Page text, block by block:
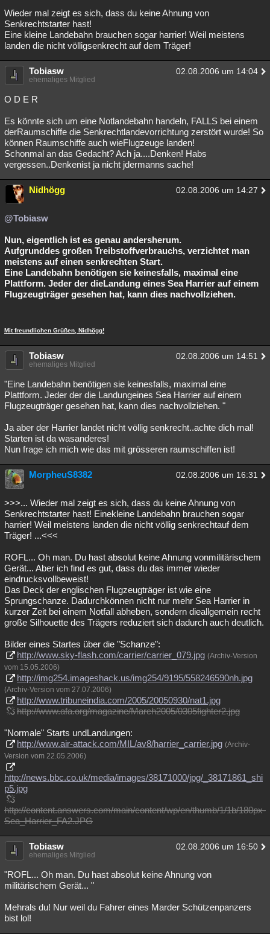
Wieder mal zeigt es sich, dass du keine Ahnung von
Senkrechtstarter hast!
Eine kleine Landebahn brauchen sogar harrier! Weil meistens
landen die nicht völligsenkrecht auf dem Träger!
Tobiasw 02.08.2006 um 14:04
ehemaliges Mitglied
O D E R
Es könnte sich um eine Notlandebahn handeln, FALLS bei einem
derRaumschiffe die Senkrechtlandevorrichtung zerstört wurde! So
können Raumschiffe auch wieFlugzeuge landen!
Schonmal an das Gedacht? Ach ja....Denken! Habs
vergessen..Denkenist ja nicht jdermanns sache!
Nidhögg 02.08.2006 um 14:27
@Tobiasw
Nun, eigentlich ist es genau andersherum.
Aufgrunddes großen Treibstoffverbrauchs, verzichtet man
meistens auf einen senkrechten Start.
Eine Landebahn benötigen sie keinesfalls, maximal eine
Plattform. Jeder der dieLandung eines Sea Harrier auf einem
Flugzeugträger gesehen hat, kann dies nachvollziehen.
Mit freundlichen Grüßen, Nidhögg!
Tobiasw 02.08.2006 um 14:51
ehemaliges Mitglied
"Eine Landebahn benötigen sie keinesfalls, maximal eine
Plattform. Jeder der die Landungeines Sea Harrier auf einem
Flugzeugträger gesehen hat, kann dies nachvollziehen. "
Ja aber der Harrier landet nicht völlig senkrecht..achte dich mal!
Starten ist da wasanderes!
Nun frage ich mich wie das mit grösseren raumschiffen ist!
MorpheuS8382 02.08.2006 um 16:31
>>>... Wieder mal zeigt es sich, dass du keine Ahnung von
Senkrechtstarter hast! Einekleine Landebahn brauchen sogar
harrier! Weil meistens landen die nicht völlig senkrechtauf dem
Träger! ...<<<
ROFL... Oh man. Du hast absolut keine Ahnung vonmilitärischem
Gerät... Aber ich find es gut, dass du das immer wieder
eindrucksvollbeweist!
Das Deck der englischen Flugzeugträger ist wie eine
Sprungschanze. Dadurchkönnen nicht nur mehr Sea Harrier in
kurzer Zeit bei einem Notfall abheben, sondern dieallgemein recht
große Silhouette des Trägers reduziert sich dadurch auch deutlich.
Bilder eines Startes über die "Schanze":
http://www.sky-flash.com/carrier/carrier_079.jpg (Archiv-Version
vom 15.05.2006)
http://img254.imageshack.us/img254/9195/558246590nh.jpg
(Archiv-Version vom 27.07.2006)
http://www.tribuneindia.com/2005/20050930/nat1.jpg
http://www.afa.org/magazine/March2005/0305fighter2.jpg
"Normale" Starts undLandungen:
http://www.air-attack.com/MIL/av8/harrier_carrier.jpg (Archiv-
Version vom 22.05.2006)
http://news.bbc.co.uk/media/images/38171000/jpg/_38171861_shi
p5.jpg
http://content.answers.com/main/content/wp/en/thumb/1/1b/180px-
Sea_Harrier_FA2.JPG
Tobiasw 02.08.2006 um 16:50
ehemaliges Mitglied
"ROFL... Oh man. Du hast absolut keine Ahnung von
militärischem Gerät... "
Mehrals du! Nur weil du Fahrer eines Marder Schützenpanzers
bist lol!